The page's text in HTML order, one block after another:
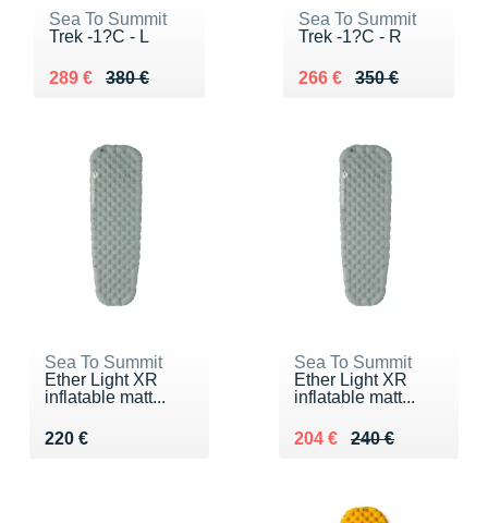
Sea To Summit
Trek -1?C - L
380 €
Au lieu de 380 €
289 €
Vendu 289 €
Sea To Summit
Trek -1?C - R
350 €
Au lieu de 350 €
266 €
Vendu 266 €
Sea To Summit
Ether Light XR
inflatable matt...
220 €
Vendu 220 €
Sea To Summit
Ether Light XR
inflatable matt...
240 €
Au lieu de 240 €
204 €
Vendu 204 €